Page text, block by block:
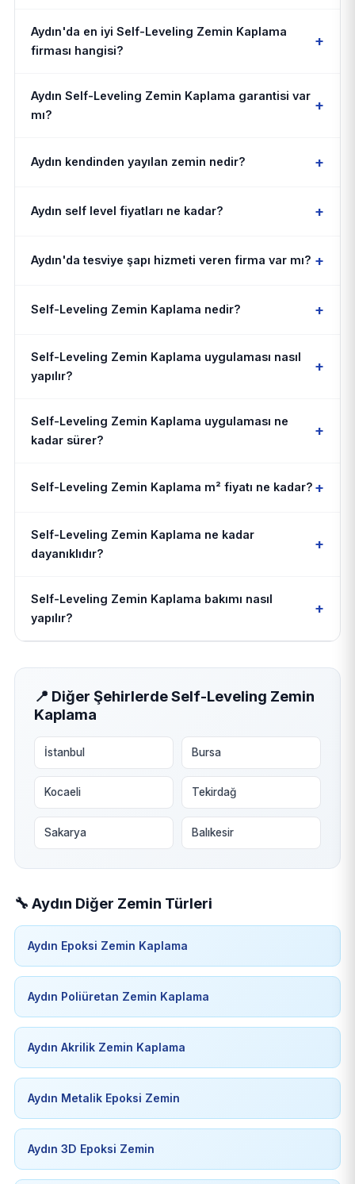
Aydın'da en iyi Self-Leveling Zemin Kaplama
firması hangisi?
+
Aydın Self-Leveling Zemin Kaplama garantisi var
mı?
+
Aydın kendinden yayılan zemin nedir? +
Aydın self level fiyatları ne kadar? +
Aydın'da tesviye şapı hizmeti veren firma var mı? +
Self-Leveling Zemin Kaplama nedir? +
Self-Leveling Zemin Kaplama uygulaması nasıl
yapılır?
+
Self-Leveling Zemin Kaplama uygulaması ne
kadar sürer?
+
Self-Leveling Zemin Kaplama m² fiyatı ne kadar? +
Self-Leveling Zemin Kaplama ne kadar
dayanıklıdır?
+
Self-Leveling Zemin Kaplama bakımı nasıl
yapılır?
+
📍 Diğer Şehirlerde Self-Leveling Zemin
Kaplama
İstanbul Bursa
Kocaeli Tekirdağ
Sakarya Balıkesir
🔧 Aydın Diğer Zemin Türleri
Aydın Epoksi Zemin Kaplama
Aydın Poliüretan Zemin Kaplama
Aydın Akrilik Zemin Kaplama
Aydın Metalik Epoksi Zemin
Aydın 3D Epoksi Zemin